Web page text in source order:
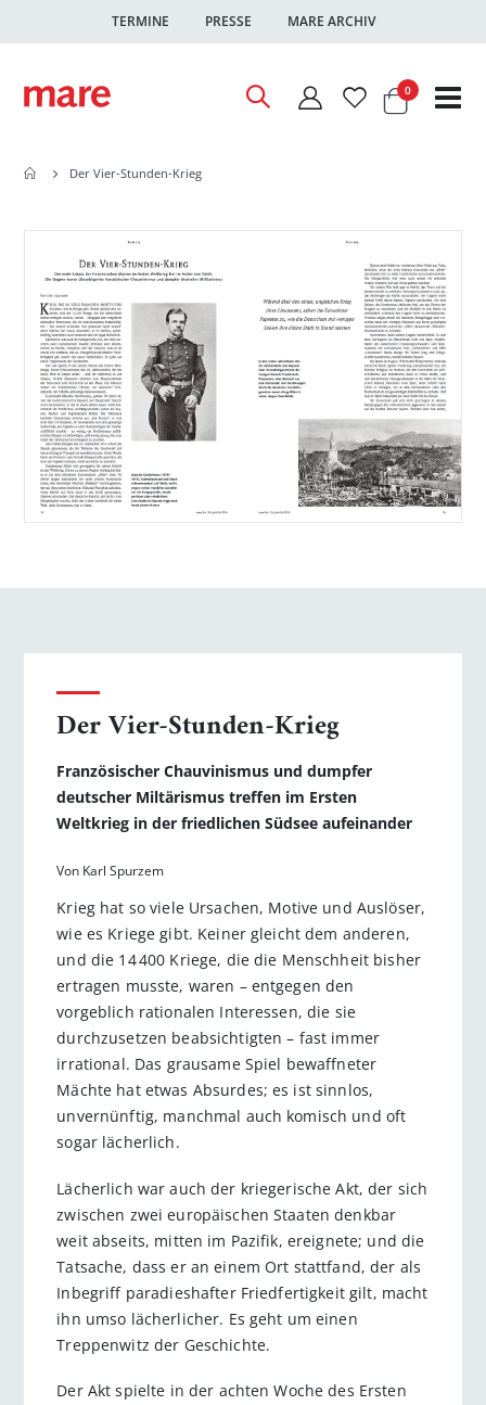
TERMINE PRESSE MARE ARCHIV
Warenkorb
0Artikel
Der Vier-Stunden-Krieg
Ende
der
Bildgalerie
springen
Anfang
der
Bildgalerie
springen
Der Vier-Stunden-Krieg
Französischer Chauvinismus und dumpfer
deutscher Miltärismus treffen im Ersten
Weltkrieg in der friedlichen Südsee aufeinander
Von Karl Spurzem
Krieg hat so viele Ursachen, Motive und Auslöser,
wie es Kriege gibt. Keiner gleicht dem anderen,
und die 14 400 Kriege, die die Menschheit bisher
ertragen musste, waren – entgegen den
vorgeblich rationalen Interessen, die sie
durchzusetzen beabsichtig­ten – fast immer
irrational. Das grausame Spiel bewaffneter
Mächte hat etwas Absurdes; es ist sinnlos,
unvernünftig, manchmal auch komisch und oft
sogar lächerlich.
Lächerlich war auch der kriegerische Akt, der sich
zwischen zwei europäischen Staaten denkbar
weit abseits, mitten im Pazifik, ereignete; und die
Tatsache, dass er an einem Ort stattfand, der als
Inbegriff paradieshafter Friedfertigkeit gilt, macht
ihn umso lächerlicher. Es geht um einen
Treppenwitz der Geschichte.
Der Akt spielte in der achten Woche des Ersten